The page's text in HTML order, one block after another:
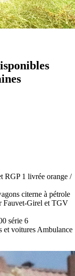
RGP 1 livrée orange /
citerne à pétrole
Fauvet-Girel et TGV
série 6
et voitures Ambulance